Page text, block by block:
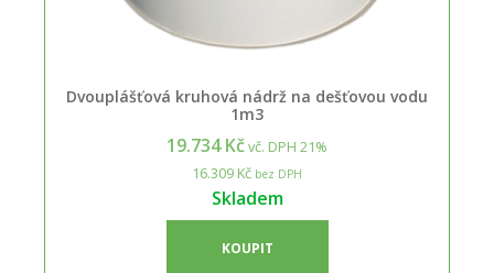
Dvouplášťová kruhová nádrž na dešťovou vodu
1m3
19.734 Kčvč. DPH 21%
16.309 Kč bez DPH
Skladem
KOUPIT